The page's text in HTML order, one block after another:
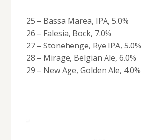
25 – Bassa Marea, IPA, 5.0%
26 – Falesia, Bock, 7.0%
27 – Stonehenge, Rye IPA, 5.0%
28 – Mirage, Belgian Ale, 6.0%
29 – New Age, Golden Ale, 4.0%